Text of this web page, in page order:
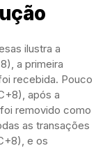
ilustra a
a primeira
recebida. Pouco
após a
removido como
as transações
e os